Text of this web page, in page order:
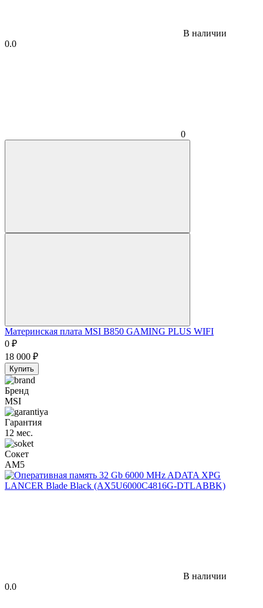
В наличии
0.0
0
Материнская плата MSI B850 GAMING PLUS WIFI
0 ₽
18 000 ₽
Купить
Бренд
MSI
Гарантия
12 мес.
Сокет
AM5
В наличии
0.0